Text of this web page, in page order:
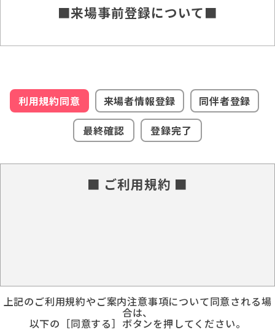
■来場事前登録について■
利用規約同意 来場者情報登録
同伴者登録
最終確認
登録完了
■ ご利用規約 ■
上記のご利用規約やご案内注意事項について同意される場
合は、
以下の［同意する］ボタンを押してください。